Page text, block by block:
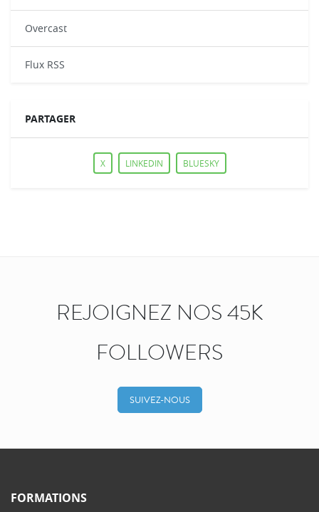
Overcast
Flux RSS
PARTAGER
X LINKEDIN BLUESKY
REJOIGNEZ NOS 45K
FOLLOWERS
SUIVEZ-NOUS
FORMATIONS